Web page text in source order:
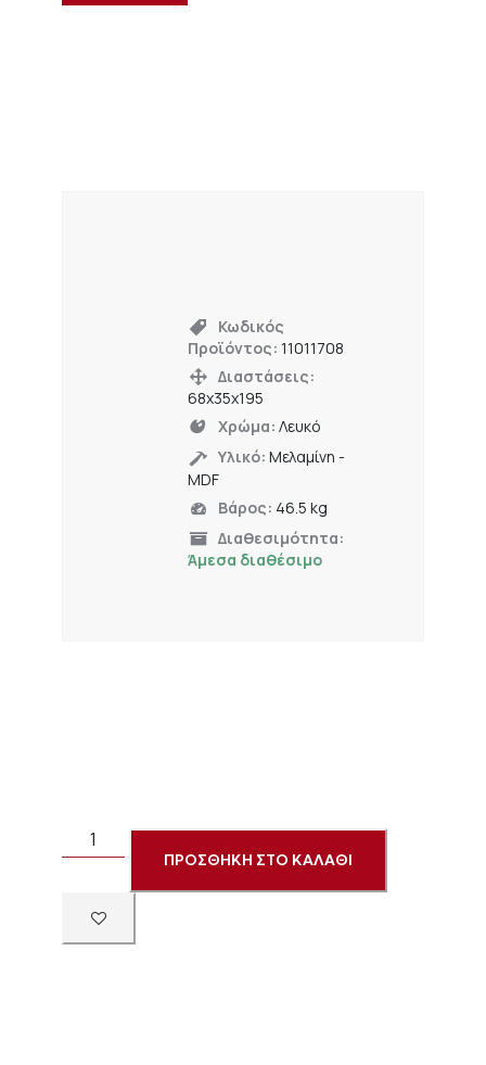
Κωδικός
Προϊόντος: 11011708
Διαστάσεις:
68x35x195
Χρώμα: Λευκό
Υλικό: Μελαμίνη -
MDF
Βάρος: 46.5 kg
Διαθεσιμότητα:
Άμεσα διαθέσιμο
ΠΡΟΣΘΗΚΗ ΣΤΟ ΚΑΛΑΘΙ